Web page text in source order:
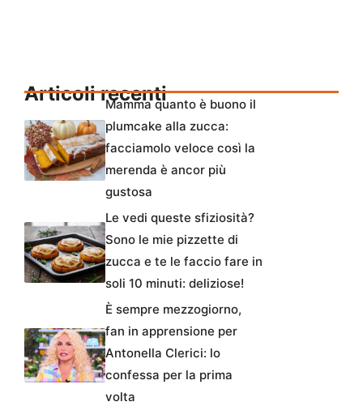
Articoli recentiMamma quanto è buono il
plumcake alla zucca:
facciamolo veloce così la
merenda è ancor più
gustosa
Le vedi queste sfiziosità?
Sono le mie pizzette di
zucca e te le faccio fare in
soli 10 minuti: deliziose!
È sempre mezzogiorno,
fan in apprensione per
Antonella Clerici: lo
confessa per la prima
volta